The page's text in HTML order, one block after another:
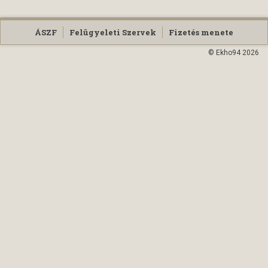
ÁSZF Felügyeleti Szervek Fizetés menete
© Ekho94 2026